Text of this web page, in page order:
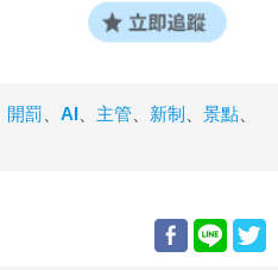
開罰 AI 主管 新制 景點